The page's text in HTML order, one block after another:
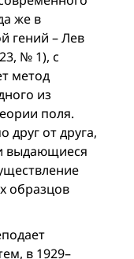
же в
гений – Лев
№ 1), с
метод
из
поля.
друг от друга,
выдающиеся
образцов
в 1929–